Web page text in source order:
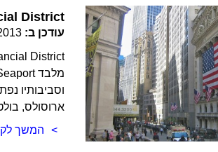
District
עודכן ב:
וסביבותיו
ארוסולס,
המשך